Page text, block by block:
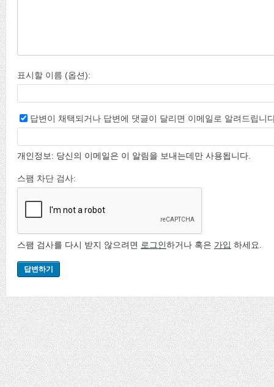
표시할 이름 (옵션):
답변이 채택되거나 답변에 댓글이 달리면 이메일로 알려드립니
개인정보: 당신의 이메일은 이 알림을 보내는데만 사용됩니다.
스팸 차단 검사:
스팸 검사를 다시 받지 않으려면 로그인하거나 혹은 가입 하세요.